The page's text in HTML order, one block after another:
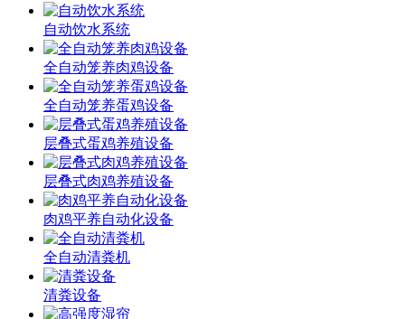
自动饮水系统
全自动笼养肉鸡设备
全自动笼养蛋鸡设备
层叠式蛋鸡养殖设备
层叠式肉鸡养殖设备
肉鸡平养自动化设备
全自动清粪机
清粪设备